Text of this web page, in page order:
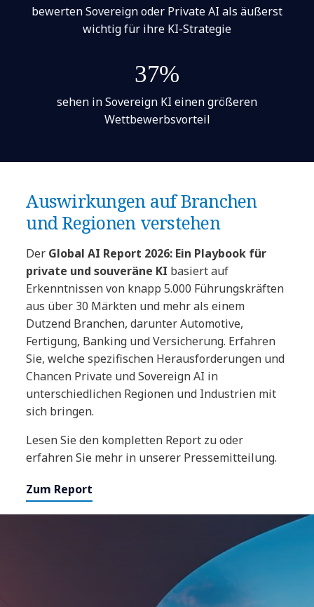
bewerten Sovereign oder Private AI als äußerst
wichtig für ihre KI-Strategie
37%
sehen in Sovereign KI einen größeren
Wettbewerbsvorteil
Auswirkungen auf Branchen
und Regionen verstehen
Der Global AI Report 2026: Ein Playbook für
private und souveräne KI basiert auf
Erkenntnissen von knapp 5.000 Führungskräften
aus über 30 Märkten und mehr als einem
Dutzend Branchen, darunter Automotive,
Fertigung, Banking und Versicherung. Erfahren
Sie, welche spezifischen Herausforderungen und
Chancen Private und Sovereign AI in
unterschiedlichen Regionen und Industrien mit
sich bringen.
Lesen Sie den kompletten Report zu oder
erfahren Sie mehr in unserer Pressemitteilung.
Zum Report